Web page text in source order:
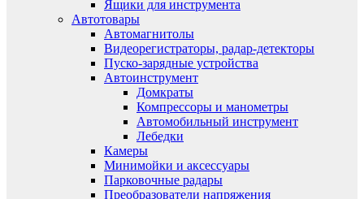
Ящики для инструмента
Автотовары
Автомагнитолы
Видеорегистраторы, радар-детекторы
Пуско-зарядные устройства
Автоинструмент
Домкраты
Компрессоры и манометры
Автомобильный инструмент
Лебедки
Камеры
Минимойки и аксессуары
Парковочные радары
Преобразователи напряжения